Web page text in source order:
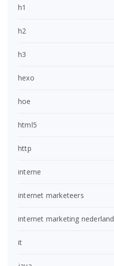
h1
h2
h3
hexo
hoe
html5
http
interne
internet marketeers
internet marketing nederland
it